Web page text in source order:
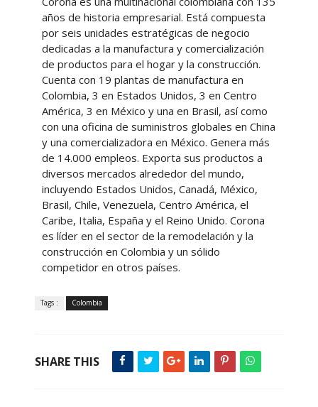
años de historia empresarial. Está compuesta
por seis unidades estratégicas de negocio
dedicadas a la manufactura y comercialización
de productos para el hogar y la construcción.
Cuenta con 19 plantas de manufactura en
Colombia, 3 en Estados Unidos, 3 en Centro
América, 3 en México y una en Brasil, así como
con una oficina de suministros globales en China
y una comercializadora en México. Genera más
de 14.000 empleos. Exporta sus productos a
diversos mercados alrededor del mundo,
incluyendo Estados Unidos, Canadá, México,
Brasil, Chile, Venezuela, Centro América, el
Caribe, Italia, España y el Reino Unido. Corona
es líder en el sector de la remodelación y la
construcción en Colombia y un sólido
competidor en otros países.
Tags : Colombia
SHARE THIS